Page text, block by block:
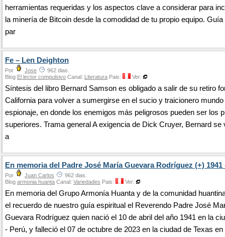
herramientas requeridas y los aspectos clave a considerar para
la minería de Bitcoin desde la comodidad de tu propio equipo.
par
Fe – Len Deighton
Por Jose
962 dias.
Blog El lector compulsivo Canal: Literatura Pais: Ver:
Síntesis del libro Bernard Samson es obligado a salir de su retiro
California para volver a sumergirse en el sucio y traicionero mundo
espionaje, en donde los enemigos más peligrosos pueden ser los
superiores. Trama general A exigencia de Dick Cruyer, Bernard se
a
En memoria del Padre José María Guevara Rodríguez (+) 1941
Por Juan Carlos
962 dias.
Blog armonia huanta Canal: Variedades Pais: Ver:
En memoria del Grupo Armonía Huanta y de la comunidad
el recuerdo de nuestro guía espiritual el Reverendo Padre José
Guevara Rodríguez quien nació el 10 de abril del año 1941 en la
- Perú, y falleció el 07 de octubre de 2023 en la ciudad de Texas